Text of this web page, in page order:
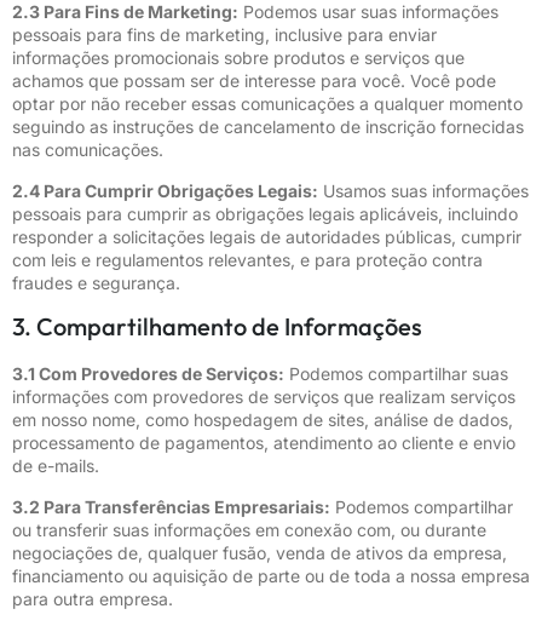
2.3 Para Fins de Marketing: Podemos usar suas informações
pessoais para fins de marketing, inclusive para enviar
informações promocionais sobre produtos e serviços que
achamos que possam ser de interesse para você. Você pode
optar por não receber essas comunicações a qualquer momento
seguindo as instruções de cancelamento de inscrição fornecidas
nas comunicações.
2.4 Para Cumprir Obrigações Legais: Usamos suas informações
pessoais para cumprir as obrigações legais aplicáveis, incluindo
responder a solicitações legais de autoridades públicas, cumprir
com leis e regulamentos relevantes, e para proteção contra
fraudes e segurança.
3. Compartilhamento de Informações
3.1 Com Provedores de Serviços: Podemos compartilhar suas
informações com provedores de serviços que realizam serviços
em nosso nome, como hospedagem de sites, análise de dados,
processamento de pagamentos, atendimento ao cliente e envio
de e-mails.
3.2 Para Transferências Empresariais: Podemos compartilhar
ou transferir suas informações em conexão com, ou durante
negociações de, qualquer fusão, venda de ativos da empresa,
financiamento ou aquisição de parte ou de toda a nossa empresa
para outra empresa.